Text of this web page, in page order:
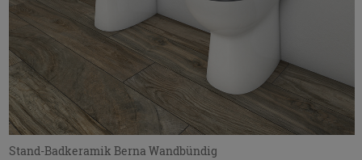
Stand-Badkeramik Berna Wandbündig